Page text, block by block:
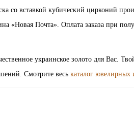
со вставкой кубический цирконий
«Новая Почта». Оплата заказа при
украинское золото для Вас.
Смотрите весь каталог ювелирных